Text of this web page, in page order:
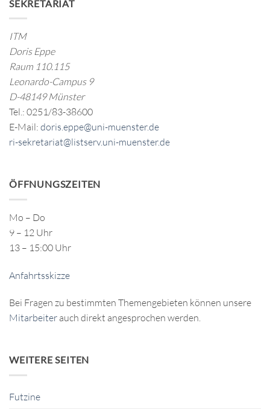
SEKRETARIAT
ITM
Doris Eppe
Raum 110.115
Leonardo-Campus 9
D-48149 Münster
Tel.: 0251/83-38600
E-Mail: doris.eppe@uni-muenster.de
ri-sekretariat@listserv.uni-muenster.de
ÖFFNUNGSZEITEN
Mo – Do
9 – 12 Uhr
13 – 15:00 Uhr
Anfahrtsskizze
Bei Fragen zu bestimmten Themengebieten können unsere
Mitarbeiter auch direkt angesprochen werden.
WEITERE SEITEN
Futzine